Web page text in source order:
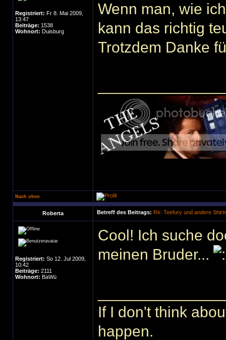
Registriert: Fr 8. Mai 2009,
13:47
Beiträge: 1538
Wohnort: Duisburg
Wenn man, wie
kann das richtig
Trotzdem Danke
Nach oben
Roberta Betreff des Beitrags: Re: Teefury und andere
Registriert: So 12. Jul 2009,
10:42
Beiträge: 2111
Wohnort: BaWü
Cool! Ich suche
meinen Bruder...
If I don't think
happen.